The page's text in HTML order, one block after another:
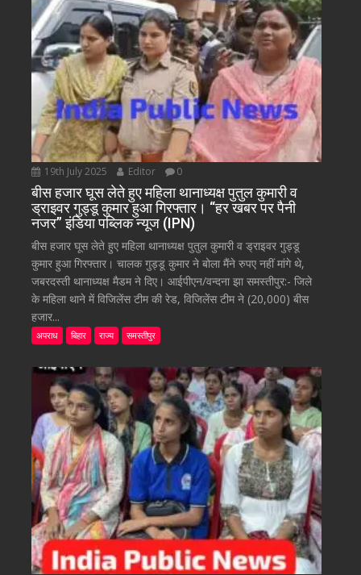
19th July 2025 Editor 0
बीस हजार घूस लेते हुए महिला थानाध्यक्ष पुतुल कुमारी व
ड्राइवर गुड्डू कुमार हुआ गिरफ्तार। “हर खबर पर पैनी
नजर” इंडिया पब्लिक न्यूज (IPN)
बीस हजार घूस लेते हुए महिला थानाध्यक्ष पुतुल कुमारी व ड्राइवर गुड्डू
कुमार हुआ गिरफ्तार। चालक गुड्डू कुमार ने बोला मैंने रुपए नहीं मांगे थे,
जबरदस्ती थानाध्यक्ष मैडम ने दिए। आईपीएन/वन्दना झा समस्तीपुर:- जिले
के महिला थाने में विजिलेंस टीम की रेड, विजिलेंस टीम ने (20,000) बीस
हजार...
अपराध बिहार राज्य समस्तीपुर